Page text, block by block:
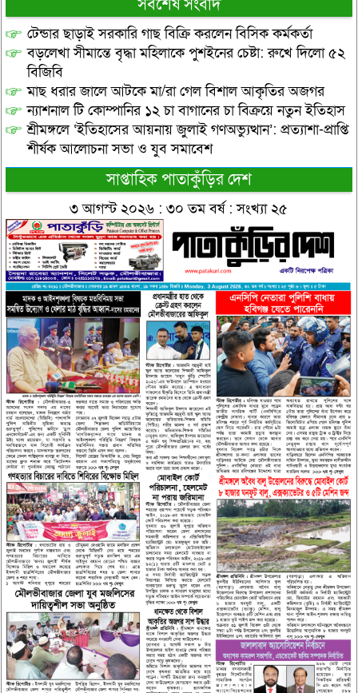
সর্বশেষ সংবাদ
টেন্ডার ছাড়াই সরকারি গাছ বিক্রি করলেন বিসিক কর্মকর্তা
বড়লেখা সীমান্তে বৃদ্ধা মহিলাকে পুশইনের চেষ্টা: রুখে দিলো ৫২
বিজিবি
মাছ ধরার জালে আটকে মা/রা গেল বিশাল আকৃতির অজগর
ন্যাশনাল টি কোম্পানির ১২ চা বাগানের চা বিক্রয়ে নতুন ইতিহাস
শ্রীমঙ্গলে ‘ইতিহাসের আয়নায় জুলাই গণঅভ্যুত্থান’: প্রত্যাশা-প্রাপ্তি
শীর্ষক আলোচনা সভা ও যুব সমাবেশ
সাপ্তাহিক পাতাকুঁড়ির দেশ
৩ আগস্ট ২০২৬ : ৩০ তম বর্ষ : সংখ্যা ২৫